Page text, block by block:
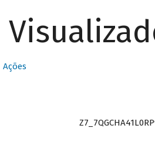
Ações